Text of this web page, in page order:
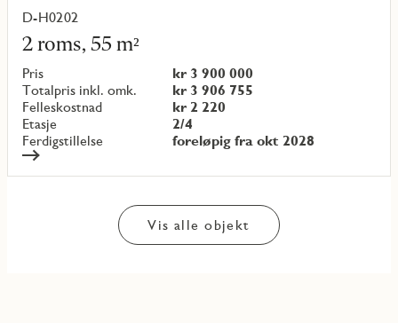
D-H0202
2 roms, 55 m²
Pris
kr 3 900 000
Totalpris inkl. omk.
kr 3 906 755
Felleskostnad
kr 2 220
Etasje
2/4
Ferdigstillelse
foreløpig fra okt 2028
Les
mer
om
objekt
{objectNumber}
Vis alle objekt